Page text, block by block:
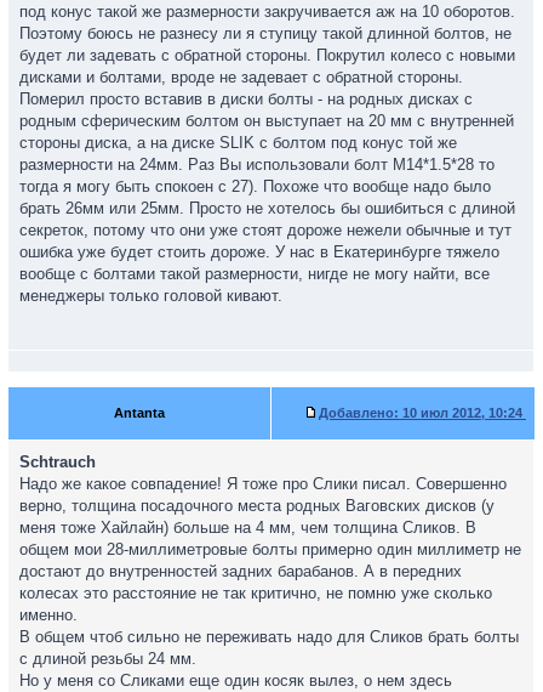
под конус такой же размерности закручивается аж на 10 оборотов.
Поэтому боюсь не разнесу ли я ступицу такой длинной болтов, не
будет ли задевать с обратной стороны. Покрутил колесо с новыми
дисками и болтами, вроде не задевает с обратной стороны.
Померил просто вставив в диски болты - на родных дисках с
родным сферическим болтом он выступает на 20 мм с внутренней
стороны диска, а на диске SLIK с болтом под конус той же
размерности на 24мм. Раз Вы использовали болт M14*1.5*28 то
тогда я могу быть спокоен с 27). Похоже что вообще надо было
брать 26мм или 25мм. Просто не хотелось бы ошибиться с длиной
секреток, потому что они уже стоят дороже нежели обычные и тут
ошибка уже будет стоить дороже. У нас в Екатеринбурге тяжело
вообще с болтами такой размерности, нигде не могу найти, все
менеджеры только головой кивают.
Antanta Добавлено: 10 июл 2012, 10:24
Schtrauch
Надо же какое совпадение! Я тоже про Слики писал. Совершенно
верно, толщина посадочного места родных Ваговских дисков (у
меня тоже Хайлайн) больше на 4 мм, чем толщина Сликов. В
общем мои 28-миллиметровые болты примерно один миллиметр не
достают до внутренностей задних барабанов. А в передних
колесах это расстояние не так критично, не помню уже сколько
именно.
В общем чтоб сильно не переживать надо для Сликов брать болты
с длиной резьбы 24 мм.
Но у меня со Сликами еще один косяк вылез, о нем здесь